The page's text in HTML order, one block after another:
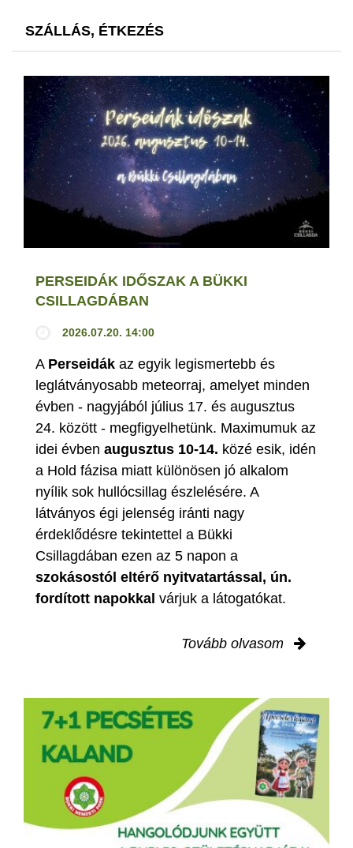
SZÁLLÁS, ÉTKEZÉS
PERSEIDÁK IDŐSZAK A BÜKKI
CSILLAGDÁBAN
2026.07.20. 14:00
A Perseidák az egyik legismertebb és
leglátványosabb meteorraj, amelyet minden
évben - nagyjából július 17. és augusztus
24. között - megfigyelhetünk. Maximumuk az
idei évben augusztus 10-14. közé esik, idén
a Hold fázisa miatt különösen jó alkalom
nyílik sok hullócsillag észlelésére. A
látványos égi jelenség iránti nagy
érdeklődésre tekintettel a Bükki
Csillagdában ezen az 5 napon a
szokásostól eltérő nyitvatartással, ún.
fordított napokkal várjuk a látogatókat.
Tovább olvasom